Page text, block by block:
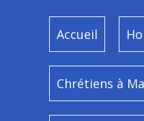
Accueil
Chrétiens à